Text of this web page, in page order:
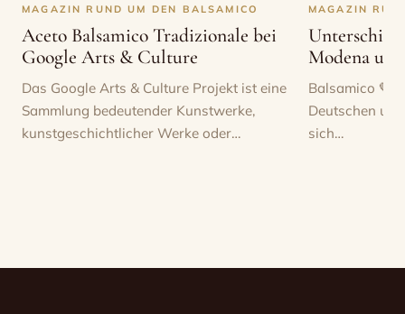
MAGAZIN RUND UM DEN BALSAMICO
Aceto Balsamico Tradizionale bei
Google Arts & Culture
Das Google Arts & Culture Projekt ist eine
Sammlung bedeutender Kunstwerke,
kunstgeschichtlicher Werke oder…
MAGAZIN
Unterschied
Modena
Balsamico 🤎󠄜
Deutschen
sich…